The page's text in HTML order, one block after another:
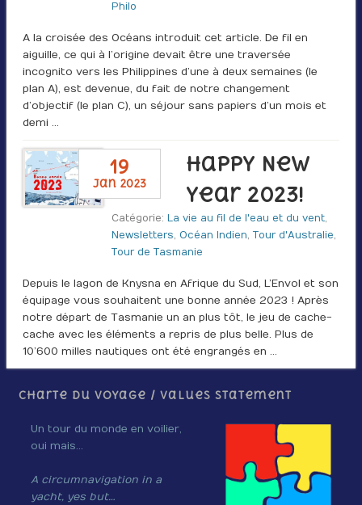
Philo
A la croisée des Océans introduit cet article. De fil en
aiguille, ce qui à l’origine devait être une traversée
incognito vers les Philippines d’une à deux semaines (le
plan A), est devenue, du fait de notre changement
d’objectif (le plan C), un séjour sans papiers d’un mois et
demi …
19
jan 2023
Happy New
Year 2023!
Catégorie: La vie au fil de l'eau et du vent,
Newsletters,Océan Indien,Tour d'Australie,
Tour de Tasmanie
Depuis le lagon de Knysna en Afrique du Sud, L’Envol et son
équipage vous souhaitent une bonne année 2023 ! Après
notre départ de Tasmanie un an plus tôt, le jeu de cache-
cache avec les éléments a repris de plus belle. Plus de
10’600 milles nautiques ont été engrangés en …
Charte du voyage / Values Statement
Un tour du monde en voilier,
oui mais…
A circumnavigation in a
yacht, yes but…